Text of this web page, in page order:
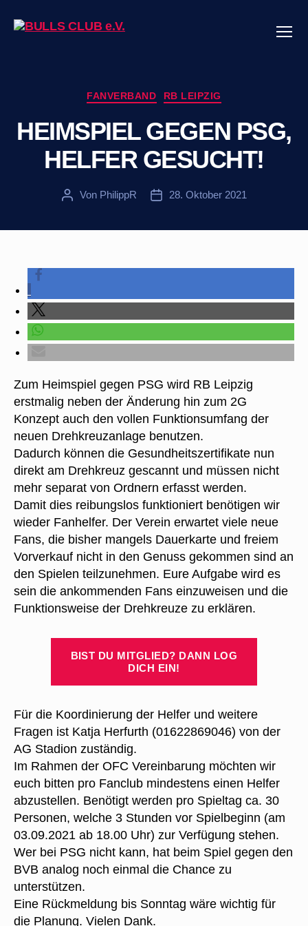
Kategorien
FANVERBAND RB LEIPZIG
HEIMSPIEL GEGEN PSG,
HELFER GESUCHT!
Beitragsautor
Von PhilippR Veröffentlichungsdatum
28. Oktober 2021
Zum Heimspiel gegen PSG wird RB Leipzig
erstmalig neben der Änderung hin zum 2G
Konzept auch den vollen Funktionsumfang der
neuen Drehkreuzanlage benutzen.
Dadurch können die Gesundheitszertifikate nun
direkt am Drehkreuz gescannt und müssen nicht
mehr separat von Ordnern erfasst werden.
Damit dies reibungslos funktioniert benötigen wir
wieder Fanhelfer. Der Verein erwartet viele neue
Fans, die bisher mangels Dauerkarte und freiem
Vorverkauf nicht in den Genuss gekommen sind an
den Spielen teilzunehmen. Eure Aufgabe wird es
sein die ankommenden Fans einzuweisen und die
Funktionsweise der Drehkreuze zu erklären.
BIST DU MITGLIED? DANN LOG
DICH EIN!
Für die Koordinierung der Helfer und weitere
Fragen ist Katja Herfurth (01622869046) von der
AG Stadion zuständig.
Im Rahmen der OFC Vereinbarung möchten wir
euch bitten pro Fanclub mindestens einen Helfer
abzustellen. Benötigt werden pro Spieltag ca. 30
Personen, welche 3 Stunden vor Spielbeginn (am
03.09.2021 ab 18.00 Uhr) zur Verfügung stehen.
Wer bei PSG nicht kann, hat beim Spiel gegen den
BVB analog noch einmal die Chance zu
unterstützen.
Eine Rückmeldung bis Sonntag wäre wichtig für
die Planung. Vielen Dank.